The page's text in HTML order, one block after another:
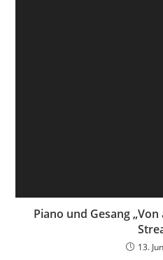
Piano und Gesang
13.